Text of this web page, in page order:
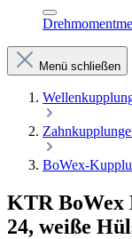
Menü schließen
BoWex-
KTR BoWex
24, weiße